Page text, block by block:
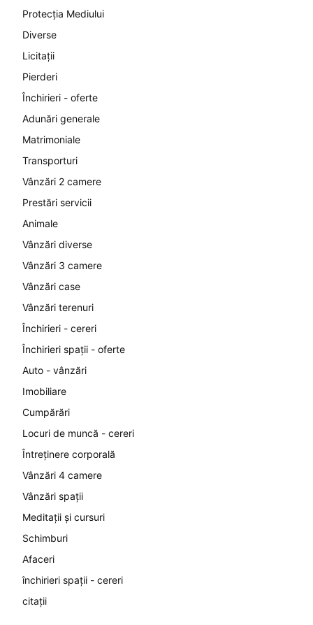
Protecția Mediului
Diverse
Licitații
Pierderi
Închirieri - oferte
Adunări generale
Matrimoniale
Transporturi
Vânzări 2 camere
Prestări servicii
Animale
Vânzări diverse
Vânzări 3 camere
Vânzări case
Vânzări terenuri
Închirieri - cereri
Închirieri spații - oferte
Auto - vânzări
Imobiliare
Cumpărări
Locuri de muncă - cereri
Întreținere corporală
Vânzări 4 camere
Vânzări spații
Meditații și cursuri
Schimburi
Afaceri
închirieri spații - cereri
citații